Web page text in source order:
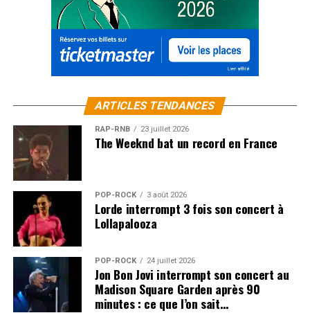
ARTICLES TENDANCES
RAP-RNB 23 juillet 2026
The Weeknd bat un record en France
POP-ROCK 3 août 2026
Lorde interrompt 3 fois son concert à
Lollapalooza
POP-ROCK 24 juillet 2026
Jon Bon Jovi interrompt son concert au
Madison Square Garden après 90
minutes : ce que l’on sait…